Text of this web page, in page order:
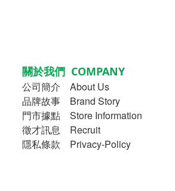
關於我們 COMPANY
公司簡介
About Us
品牌故事
Brand Story
門市據點 Store Information
徵才訊息 Recruit
隱私條款 Privacy-Policy